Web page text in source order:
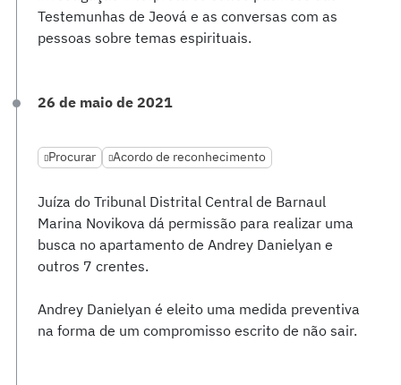
Testemunhas de Jeová e as conversas com as
pessoas sobre temas espirituais.
26 de maio de 2021
Procurar Acordo de reconhecimento
Juíza do Tribunal Distrital Central de Barnaul
Marina Novikova dá permissão para realizar uma
busca no apartamento de Andrey Danielyan e
outros 7 crentes.
Andrey Danielyan é eleito uma medida preventiva
na forma de um compromisso escrito de não sair.